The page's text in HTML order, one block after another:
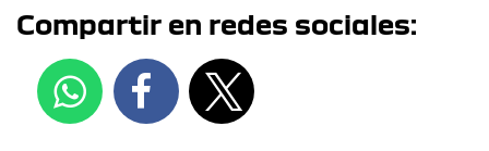
Compartir en redes sociales: